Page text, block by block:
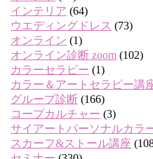
インテリア (64)
ウエディングドレス (73)
オンライン (1)
オンライン診断 zoom (102)
カラーセラピー (1)
カラー＆アートセラピー講
グループ診断 (166)
コープカルチャー (3)
サイアートパーソナルカラ
スカーフ&ストール講座